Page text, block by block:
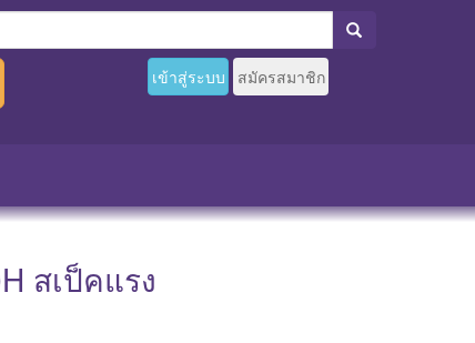
เข้าสู่ระบบ สมัครสมาชิก
สเป็คแรง